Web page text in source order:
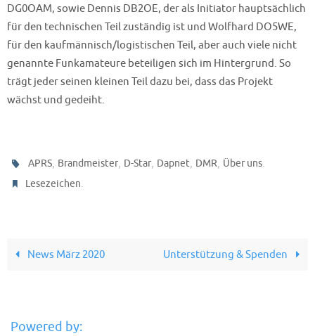
DG0OAM, sowie Dennis DB2OE, der als Initiator hauptsächlich
für den technischen Teil zuständig ist und Wolfhard DO5WE,
für den kaufmännisch/logistischen Teil, aber auch viele nicht
genannte Funkamateure beteiligen sich im Hintergrund. So
trägt jeder seinen kleinen Teil dazu bei, dass das Projekt
wächst und gedeiht.
APRS, Brandmeister, D-Star, Dapnet, DMR, Über uns.
Lesezeichen.
News März 2020 Unterstützung & Spenden
Powered by: